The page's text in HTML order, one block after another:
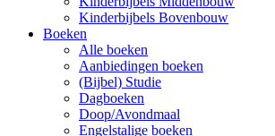
Kinderbijbels Bovenbouw
Boeken
Alle boeken
Aanbiedingen boeken
(Bijbel) Studie
Dagboeken
Doop/Avondmaal
Engelstalige boeken